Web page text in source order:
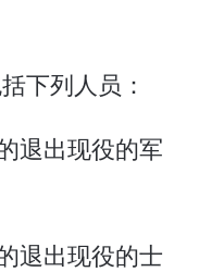
下列人员：
退出现役的军
退出现役的士